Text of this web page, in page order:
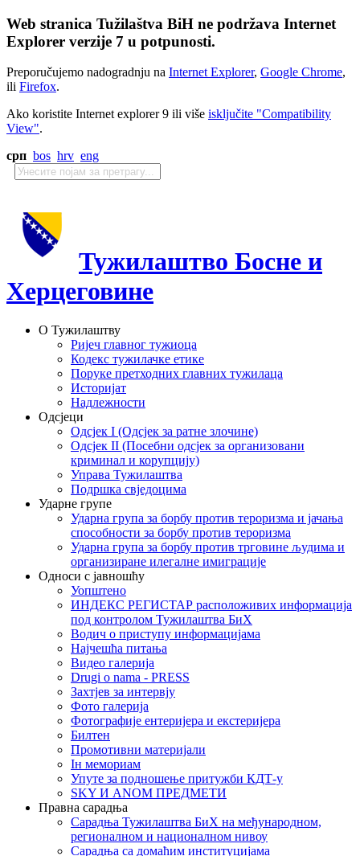
Web stranica Tužilaštva BiH ne podržava Internet
Explorer verzije 7 u potpunosti.
Preporučujemo nadogradnju na Internet Explorer, Google Chrome,
ili Firefox.
Ako koristite Internet explorer 9 ili više isključite "Compatibility
View".
срп bos hrv eng
Тужилаштво Босне и
Херцеговине
О Тужилаштву
Ријеч главног тужиоца
Кодекс тужилачке етике
Поруке претходних главних тужилаца
Историјат
Надлежности
Одсјеци
Одсјек I (Одсјек за ратне злочине)
Одсјек II (Посебни одсјек за организовани
криминал и корупцију)
Управа Тужилаштва
Подршка свједоцима
Ударне групе
Ударна група за борбу против тероризма и јачања
способности за борбу против тероризма
Ударна група за борбу против трговине људима и
организиране илегалне имиграције
Односи с јавношћу
Уопштено
ИНДЕКС РЕГИСТАР расположивих информација
под контролом Тужилаштва БиХ
Водич о приступу информацијама
Најчешћа питања
Видео галерија
Drugi o nama - PRESS
Захтјев за интервју
Фото галерија
Фотографије ентеријера и екстеријера
Билтен
Промотивни материјали
Iн мемориам
Упуте за подношење притужби КДТ-у
SKY И ANOM ПРЕДМЕТИ
Правна сарадња
Сарадња Тужилаштва БиХ на међународном,
регионалном и националном нивоу
Сарадња са домаћим институцијама